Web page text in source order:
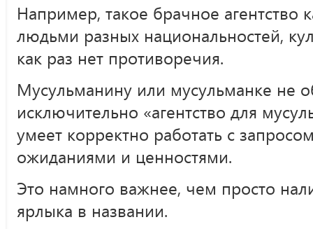
Например, такое брачное агентство
людьми разных национальностей,
как раз нет противоречия.
Мусульманину или мусульманке не
исключительно «агентство для
умеет корректно работать с
ожиданиями и ценностями.
Это намного важнее, чем просто
ярлыка в названии.